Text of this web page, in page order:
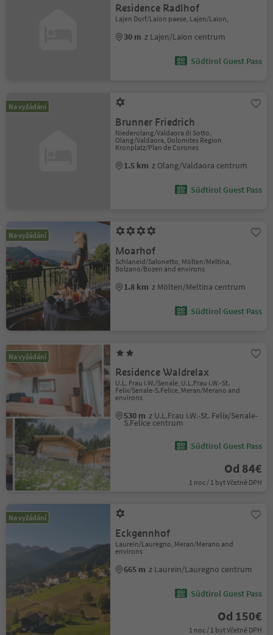
Residence Radlhof
Lajen Dorf/Laion paese, Lajen/Laion,
30 m z Lajen/Laion centrum
Südtirol Guest Pass
Na vyžádání
Brunner Friedrich
Niederolang/Valdaora di Sotto,
Olang/Valdaora, Dolomites Region
Kronplatz/Plan de Corones
1.5 km z Olang/Valdaora centrum
Südtirol Guest Pass
Na vyžádání
Moarhof
Schlaneid/Salonetto, Mölten/Meltina,
Bolzano/Bozen and environs
1.8 km z Mölten/Meltina centrum
Südtirol Guest Pass
Na vyžádání
Residence Waldrelax
U.L. Frau i.W./Senale, U.L.Frau i.W.-St.
Felix/Senale-S.Felice, Meran/Merano and
environs
530 m z U.L.Frau i.W.-St. Felix/Senale-
S.Felice centrum
Südtirol Guest Pass
Od 84€
1 noc / 1 byt Včetně DPH
Na vyžádání
Eckgennhof
Laurein/Lauregno, Meran/Merano and
environs
665 m z Laurein/Lauregno centrum
Südtirol Guest Pass
Od 150€
1 noc / 1 byt Včetně DPH